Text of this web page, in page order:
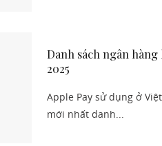
Danh sách ngân
2025
Apple Pay sử dụng ở
mới nhất danh...